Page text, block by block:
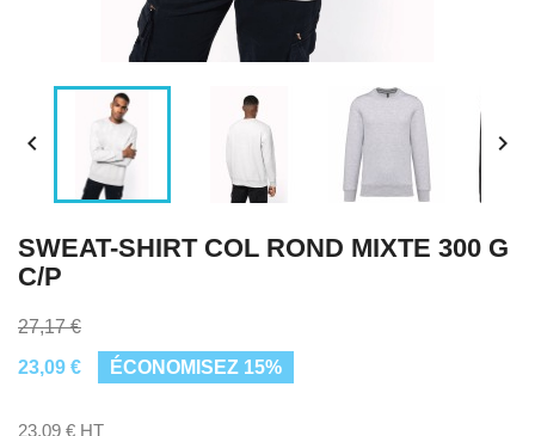
 
SWEAT-SHIRT COL ROND MIXTE 300 G
C/P
27,17 €
23,09 €
ÉCONOMISEZ 15%
23,09 € HT